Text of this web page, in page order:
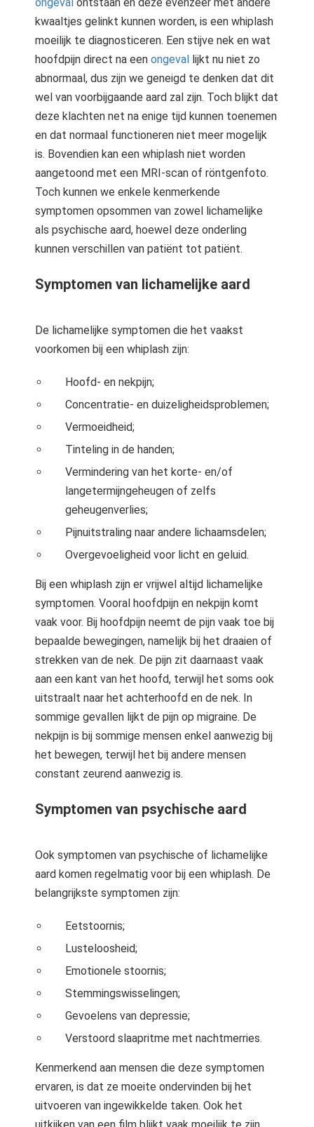
kwaaltjes gelinkt kunnen worden, is een whiplash
moeilijk te diagnosticeren. Een stijve nek en wat
hoofdpijn direct na een ongeval lijkt nu niet zo
abnormaal, dus zijn we geneigd te denken dat dit
wel van voorbijgaande aard zal zijn. Toch blijkt dat
deze klachten net na enige tijd kunnen toenemen
en dat normaal functioneren niet meer mogelijk
is. Bovendien kan een whiplash niet worden
aangetoond met een MRI-scan of röntgenfoto.
Toch kunnen we enkele kenmerkende
symptomen opsommen van zowel lichamelijke
als psychische aard, hoewel deze onderling
kunnen verschillen van patiënt tot patiënt.
Symptomen van lichamelijke aard
De lichamelijke symptomen die het vaakst
voorkomen bij een whiplash zijn:
Hoofd- en nekpijn;
Concentratie- en duizeligheidsproblemen;
Vermoeidheid;
Tinteling in de handen;
Vermindering van het korte- en/of
langetermijngeheugen of zelfs
geheugenverlies;
Pijnuitstraling naar andere lichaamsdelen;
Overgevoeligheid voor licht en geluid.
Bij een whiplash zijn er vrijwel altijd lichamelijke
symptomen. Vooral hoofdpijn en nekpijn komt
vaak voor. Bij hoofdpijn neemt de pijn vaak toe bij
bepaalde bewegingen, namelijk bij het draaien of
strekken van de nek. De pijn zit daarnaast vaak
aan een kant van het hoofd, terwijl het soms ook
uitstraalt naar het achterhoofd en de nek. In
sommige gevallen lijkt de pijn op migraine. De
nekpijn is bij sommige mensen enkel aanwezig bij
het bewegen, terwijl het bij andere mensen
constant zeurend aanwezig is.
Symptomen van psychische aard
Ook symptomen van psychische of lichamelijke
aard komen regelmatig voor bij een whiplash. De
belangrijkste symptomen zijn:
Eetstoornis;
Lusteloosheid;
Emotionele stoornis;
Stemmingswisselingen;
Gevoelens van depressie;
Verstoord slaapritme met nachtmerries.
Kenmerkend aan mensen die deze symptomen
ervaren, is dat ze moeite ondervinden bij het
uitvoeren van ingewikkelde taken. Ook het